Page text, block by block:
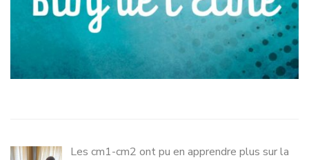
Les cm1-cm2 ont pu en apprendre plus sur la